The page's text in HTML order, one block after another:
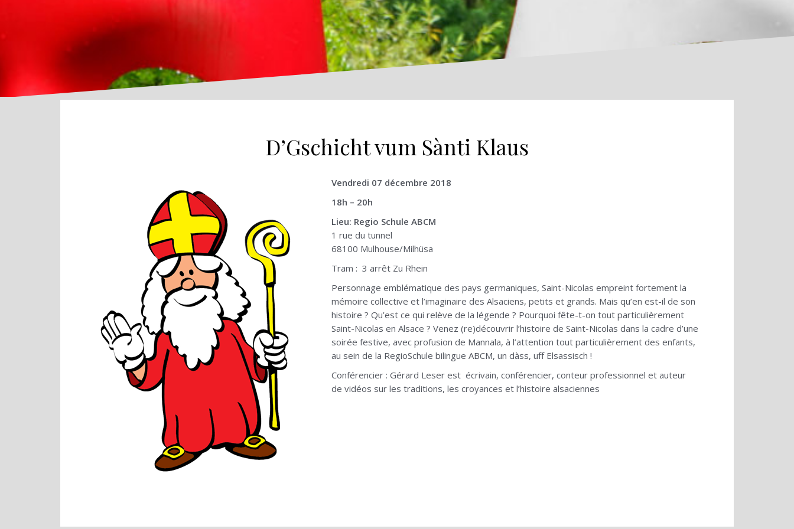
D’Gschicht vum Sànti Klaus
Vendredi 07 décembre 2018
18h – 20h
Lieu: Regio Schule ABCM
1 rue du tunnel
68100 Mulhouse/Milhüsa
Tram : 3 arrêt Zu Rhein
Personnage emblématique des pays germaniques, Saint-Nicolas empreint fortement la
mémoire collective et l’imaginaire des Alsaciens, petits et grands. Mais qu’en est-il de son
histoire ? Qu’est ce qui relève de la légende ? Pourquoi fête-t-on tout particulièrement
Saint-Nicolas en Alsace ? Venez (re)découvrir l’histoire de Saint-Nicolas dans la cadre d’une
soirée festive, avec profusion de Mannala, à l’attention tout particulièrement des enfants,
au sein de la RegioSchule bilingue ABCM, un dàss, uff Elsassisch !
Conférencier : Gérard Leser est écrivain, conférencier, conteur professionnel et auteur
de vidéos sur les traditions, les croyances et l’histoire alsaciennes